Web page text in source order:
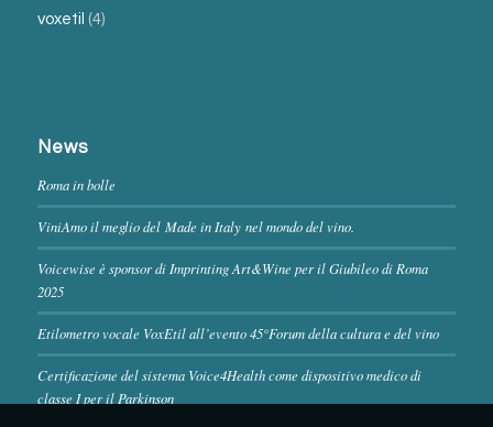
voxetil (4)
News
Roma in bolle
ViniAmo il meglio del Made in Italy nel mondo del vino.
Voicewise è sponsor di Imprinting Art&Wine per il Giubileo di Roma
2025
Etilometro vocale VoxEtil all’evento 45°Forum della cultura e del vino
Certificazione del sistema Voice4Health come dispositivo medico di
classe I per il Parkinson